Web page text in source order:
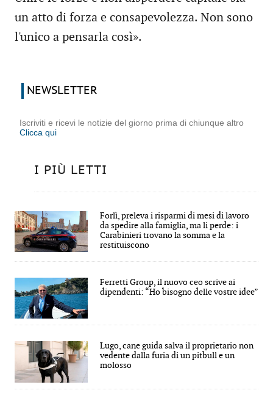
un atto di forza e consapevolezza. Non sono
l'unico a pensarla così».
NEWSLETTER
Iscriviti e ricevi le notizie del giorno prima di chiunque altro
Clicca qui
I PIÙ LETTI
Forlì, preleva i risparmi di mesi di lavoro
da spedire alla famiglia, ma li perde: i
Carabinieri trovano la somma e la
restituiscono
Ferretti Group, il nuovo ceo scrive ai
dipendenti: “Ho bisogno delle vostre idee”
Lugo, cane guida salva il proprietario non
vedente dalla furia di un pitbull e un
molosso